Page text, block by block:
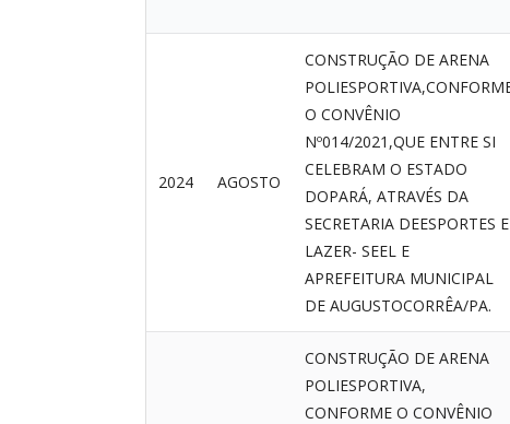
2024 AGOSTO
CONSTRUÇÃO DE ARENA
O CONVÊNIO
Nº014/2021,QUE ENTRE SI
CELEBRAM O ESTADO
DOPARÁ, ATRAVÉS DA
SECRETARIA DEESPORTES E
LAZER- SEEL E
APREFEITURA MUNICIPAL
DE AUGUSTOCORRÊA/PA.
CONSTRUÇÃO DE ARENA
POLIESPORTIVA,
CONFORME O CONVÊNIO